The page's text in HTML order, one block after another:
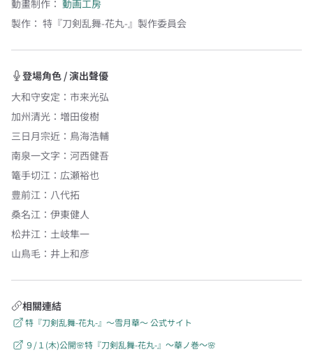
動畫制作： 動画工房
製作： 特『刀剣乱舞-花丸-』製作委員会
登場角色 / 演出聲優
大和守安定 ： 市来光弘
加州清光 ： 増田俊樹
三日月宗近 ： 鳥海浩輔
南泉一文字 ： 河西健吾
篭手切江 ： 広瀬裕也
豊前江 ： 八代拓
桑名江 ： 伊東健人
松井江 ： 土岐隼一
山鳥毛 ： 井上和彦
相關連結
特『刀剣乱舞-花丸-』〜雪月華〜 公式サイト
９/１(木)公開🌸特『刀剣乱舞-花丸-』～華ノ巻～🌸